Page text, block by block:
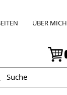
ÜBER MICH